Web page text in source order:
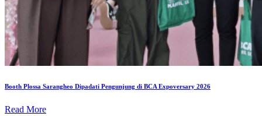
Booth Plossa Sarangheo Dipadati Pengunjung di BCA Expoversary 2026
Read More